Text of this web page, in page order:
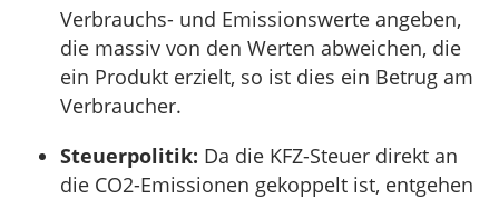
Verbrauchs- und Emissionswerte angeben,
die massiv von den Werten abweichen, die
ein Produkt erzielt, so ist dies ein Betrug am
Verbraucher.
Steuerpolitik: Da die KFZ-Steuer direkt an
die CO2-Emissionen gekoppelt ist, entgehen